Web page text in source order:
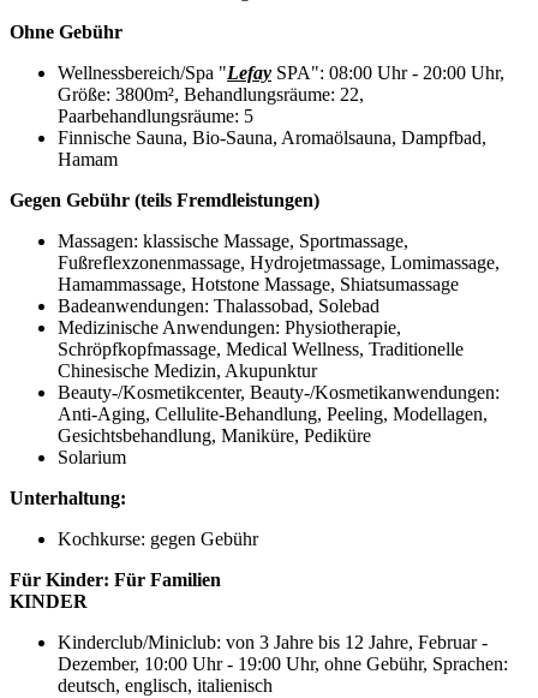
Ohne Gebühr
Wellnessbereich/Spa "Lefay SPA": 08:00 Uhr - 20:00 Uhr,
Größe: 3800m², Behandlungsräume: 22,
Paarbehandlungsräume: 5
Finnische Sauna, Bio-Sauna, Aromaölsauna, Dampfbad,
Hamam
Gegen Gebühr (teils Fremdleistungen)
Massagen: klassische Massage, Sportmassage,
Fußreflexzonenmassage, Hydrojetmassage, Lomimassage,
Hamammassage, Hotstone Massage, Shiatsumassage
Badeanwendungen: Thalassobad, Solebad
Medizinische Anwendungen: Physiotherapie,
Schröpfkopfmassage, Medical Wellness, Traditionelle
Chinesische Medizin, Akupunktur
Beauty-/Kosmetikcenter, Beauty-/Kosmetikanwendungen:
Anti-Aging, Cellulite-Behandlung, Peeling, Modellagen,
Gesichtsbehandlung, Maniküre, Pediküre
Solarium
Unterhaltung:
Kochkurse: gegen Gebühr
Für Kinder: Für Familien
KINDER
Kinderclub/Miniclub: von 3 Jahre bis 12 Jahre, Februar -
Dezember, 10:00 Uhr - 19:00 Uhr, ohne Gebühr, Sprachen:
deutsch, englisch, italienisch